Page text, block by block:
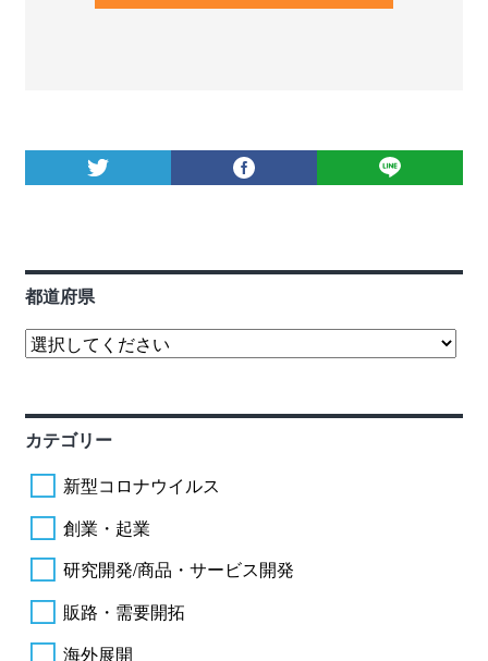
都道府県
カテゴリー
新型コロナウイルス
創業・起業
研究開発/商品・サービス開発
販路・需要開拓
海外展開